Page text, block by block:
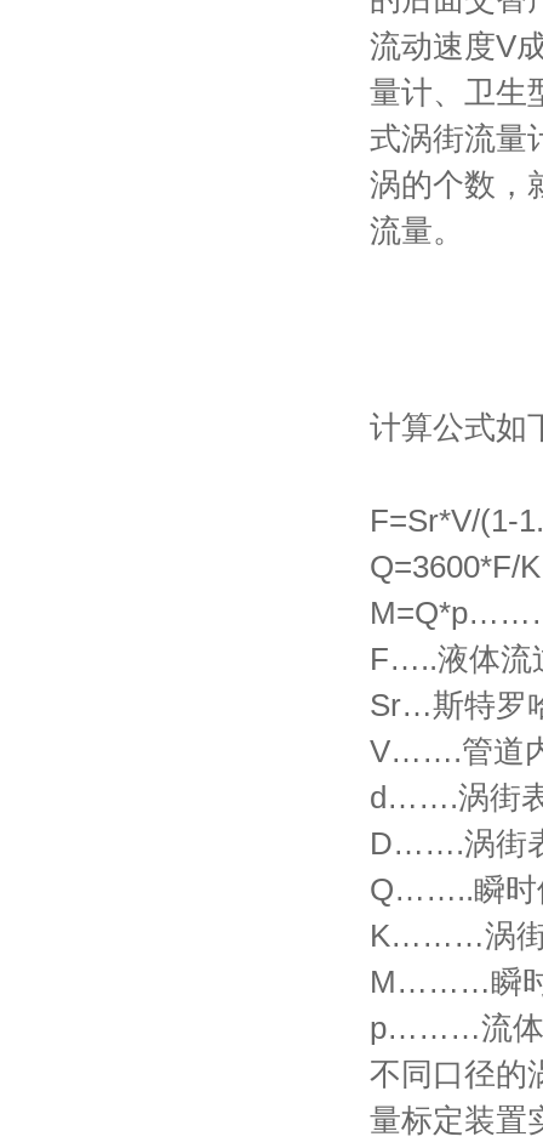
流动速度V
量计、卫生
式涡街流量
涡的个数，
流量。
计算公式如
F=Sr*V/(1-
F…..液体流
Sr…斯特罗
V…….管道
d…….涡街
D…….涡街
Q……..瞬时
K………涡街
M………瞬时
p………流体
不同口径的
量标定装置